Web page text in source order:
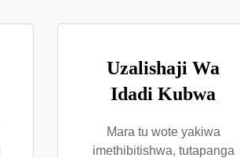
Uzalishaji Wa
Idadi Kubwa
Mara tu wote yakiwa
imethibitishwa, tutapanga